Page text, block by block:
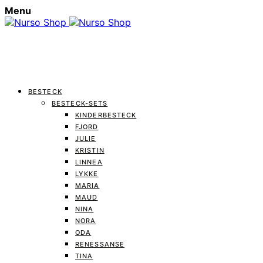
Menu
BESTECK
BESTECK-SETS
KINDERBESTECK
FJORD
JULIE
KRISTIN
LINNEA
LYKKE
MARIA
MAUD
NINA
NORA
ODA
RENESSANSE
TINA